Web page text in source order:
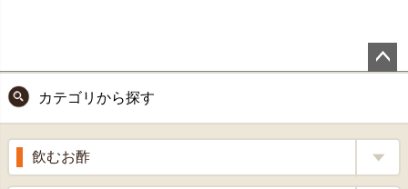
ップ
へ
カテゴリから探す
飲むお酢